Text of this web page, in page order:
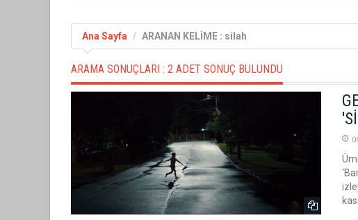
Ana Sayfa ARANAN KELİME : silah
ARAMA SONUÇLARI : 2 ADET SONUÇ BULUNDU